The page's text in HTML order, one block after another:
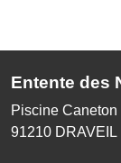
Entente des
Piscine
91210 DRAVEIL